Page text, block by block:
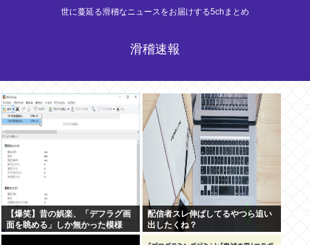
世に蔓延る滑稽なニュースをお届けする5chまとめ
滑稽速報
【爆笑】昔の娯楽、「デフラグ画
面を眺める」しか無かった模様
www
配信者スレ伸ばしてるやつら追い
出したくね？